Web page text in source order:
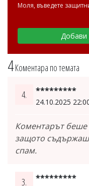
4Коментара по темата
4. *********
24.10.2025
Коментарът беше
защото
спам.
3. *********
Моля, въведете